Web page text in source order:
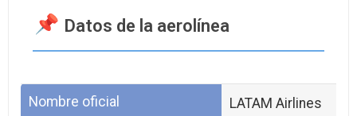
Datos de la aerolínea
Nombre oficial
LATAM Airlines